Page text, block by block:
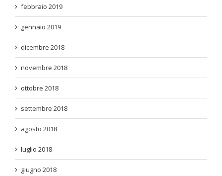
febbraio 2019
gennaio 2019
dicembre 2018
novembre 2018
ottobre 2018
settembre 2018
agosto 2018
luglio 2018
giugno 2018